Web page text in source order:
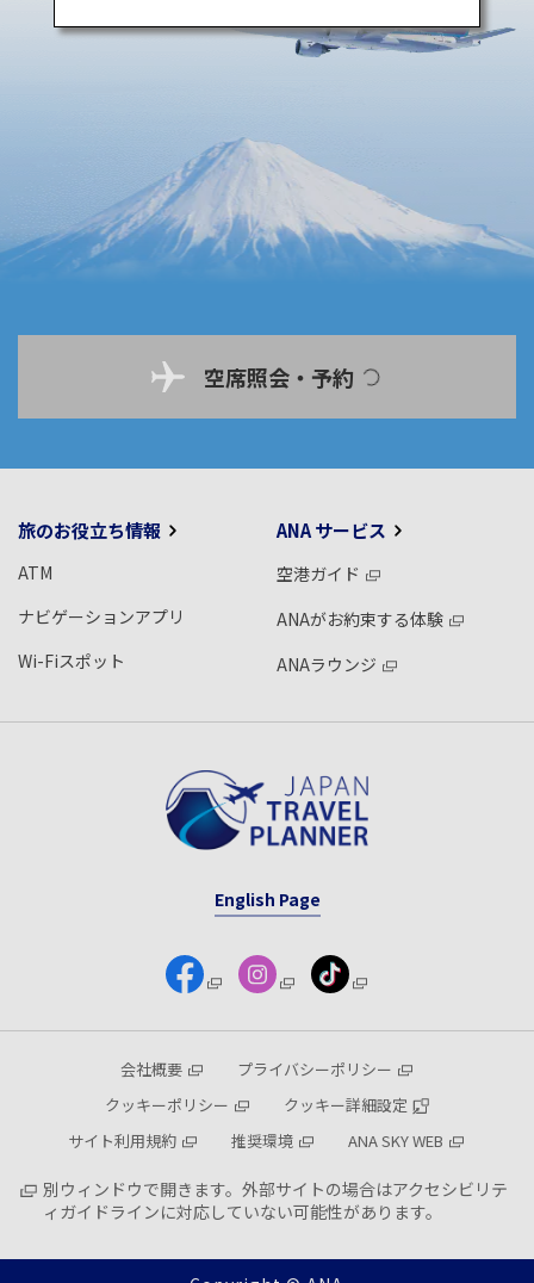
空席照会・予約
旅のお役立ち情報
ATM
ナビゲーションアプリ
Wi-Fiスポット
ANA サービス
空港ガイド
ANAがお約束する体験
ANAラウンジ
English Page
会社概要
プライバシーポリシー
クッキーポリシー
クッキー詳細設定
サイト利用規約
推奨環境 ANA SKY WEB
別ウィンドウで開きます。外部サイトの場合はアクセシビリテ
ィガイドラインに対応していない可能性があります。